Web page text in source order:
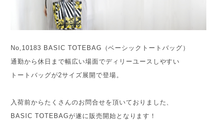
No,10183 BASIC TOTEBAG（ベーシックトートバッグ）
通勤から休日まで幅広い場面でディリーユースしやすい
トートバッグが2サイズ展開で登場。
入荷前からたくさんのお問合せを頂いておりました、
BASIC TOTEBAGが遂に販売開始となります！